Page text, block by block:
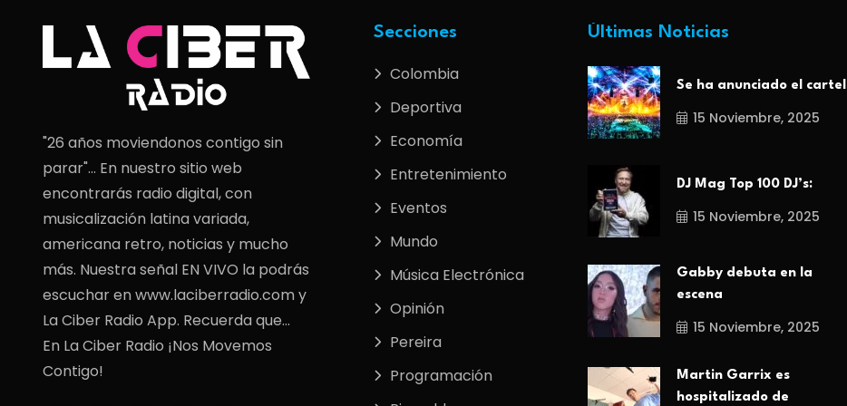
"26 años moviendonos contigo sin
parar"... En nuestro sitio web
encontrarás radio digital, con
musicalización latina variada,
americana retro, noticias y mucho
más. Nuestra señal EN VIVO la podrás
escuchar en www.laciberradio.com y
La Ciber Radio App. Recuerda que...
En La Ciber Radio ¡Nos Movemos
Contigo!
Secciones
Colombia
Deportiva
Economía
Entretenimiento
Eventos
Mundo
Música Electrónica
Opinión
Pereira
Programación
Últimas Noticias
Se ha anunciado el cartel
15 Noviembre, 2025
DJ Mag Top 100 DJ’s:
15 Noviembre, 2025
Gabby debuta en la
escena
15 Noviembre, 2025
Martin Garrix es
hospitalizado de